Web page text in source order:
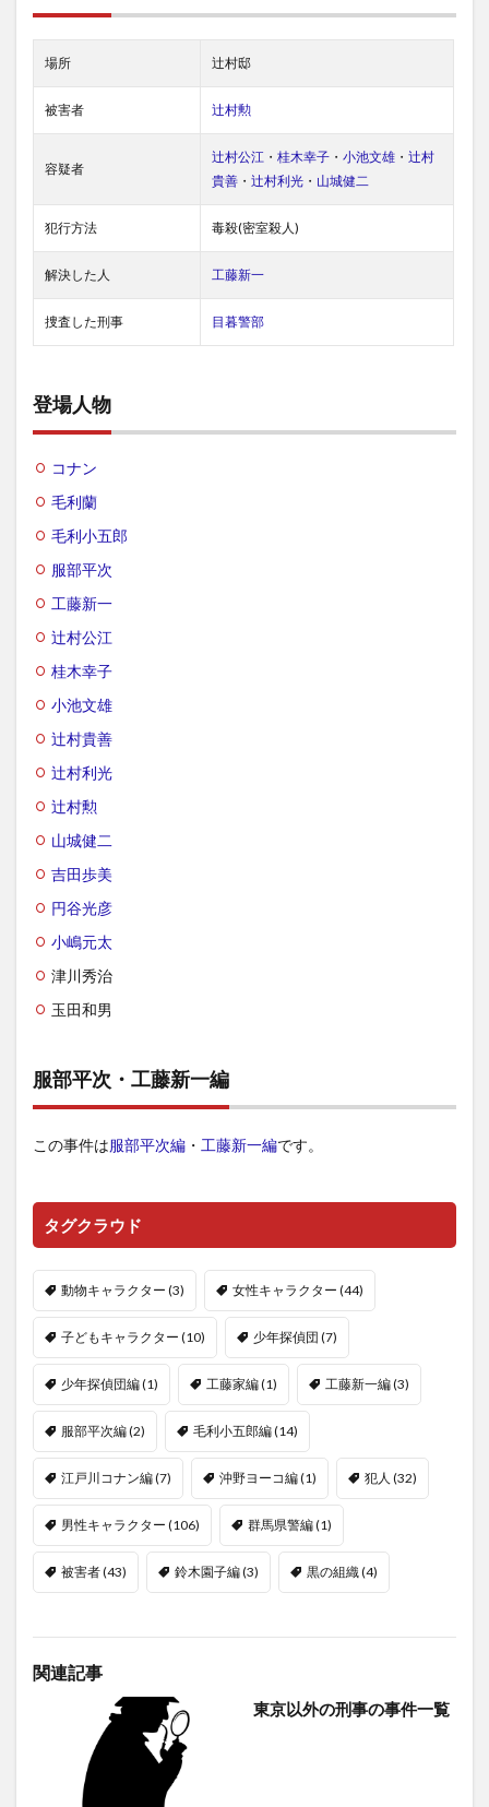
場所 辻村邸
被害者 辻村勲
容疑者
辻村公江 ・ 桂木幸子 ・ 小池文雄 ・ 辻村
貴善 ・ 辻村利光 ・ 山城健二
犯行方法 毒殺(密室殺人)
解決した人 工藤新一
捜査した刑事 目暮警部
登場人物
コナン
毛利蘭
毛利小五郎
服部平次
工藤新一
辻村公江
桂木幸子
小池文雄
辻村貴善
辻村利光
辻村勲
山城健二
吉田歩美
円谷光彦
小嶋元太
津川秀治
玉田和男
服部平次・工藤新一編
この事件は服部平次編 ・ 工藤新一編です。
タグクラウド
動物キャラクター (3) 女性キャラクター (44)
子どもキャラクター (10) 少年探偵団 (7)
少年探偵団編(1) 工藤家編(1) 工藤新一編(3)
服部平次編(2) 毛利小五郎編(14)
江戸川コナン編(7) 沖野ヨーコ編(1) 犯人 (32)
男性キャラクター (106) 群馬県警編(1)
被害者(43) 鈴木園子編(3) 黒の組織(4)
関連記事
東京以外の刑事の事件一覧